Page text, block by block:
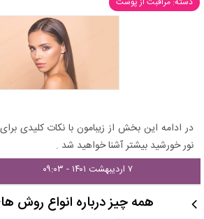
در ادامه این بخش از زیبامون با نکات کلیدی
نور خورشید بیشتر آشنا خواهید شد .
۷ اردیبهشت ۱۴۰۱ - ۰۹:۰۳
همه چیز درباره انواع روش